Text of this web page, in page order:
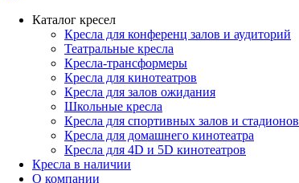
Каталог кресел
Кресла для конференц залов и аудиторий
Театральные кресла
Кресла-трансформеры
Кресла для кинотеатров
Кресла для залов ожидания
Школьные кресла
Кресла для спортивных залов и стадионов
Кресла для домашнего кинотеатра
Кресла для 4D и 5D кинотеатров
Кресла в наличии
О компании